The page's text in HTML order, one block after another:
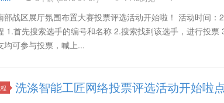
部战区展厅氛围布置大赛投票评选活动开始啦！ 活动时间
1.首先搜索选手的编号和名称 2.搜索找到该选手，进行投
均可参与投票，喊上...
洗涤智能工匠网络投票评选活动开始啦